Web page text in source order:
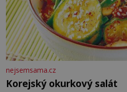
nejsemsama.cz
Korejský okurkový salát